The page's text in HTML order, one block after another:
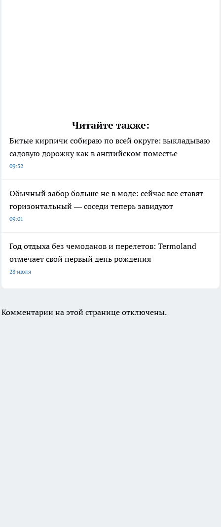
Читайте также:
Битые кирпичи собираю по всей округе: выкладываю
садовую дорожку как в английском поместье
09:52
Обычный забор больше не в моде: сейчас все ставят
горизонтальный — соседи теперь завидуют
09:01
Год отдыха без чемоданов и перелетов: Termoland
отмечает свой первый день рождения
28 июля
Комментарии на этой странице отключены.